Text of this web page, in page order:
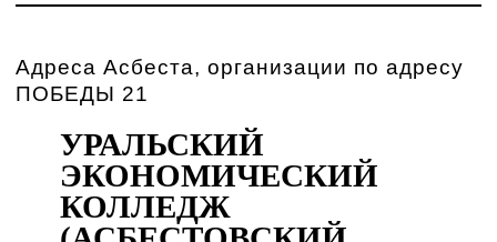
Адреса Асбеста, организации по адресу
ПОБЕДЫ 21
УРАЛЬСКИЙ
ЭКОНОМИЧЕСКИЙ
КОЛЛЕДЖ